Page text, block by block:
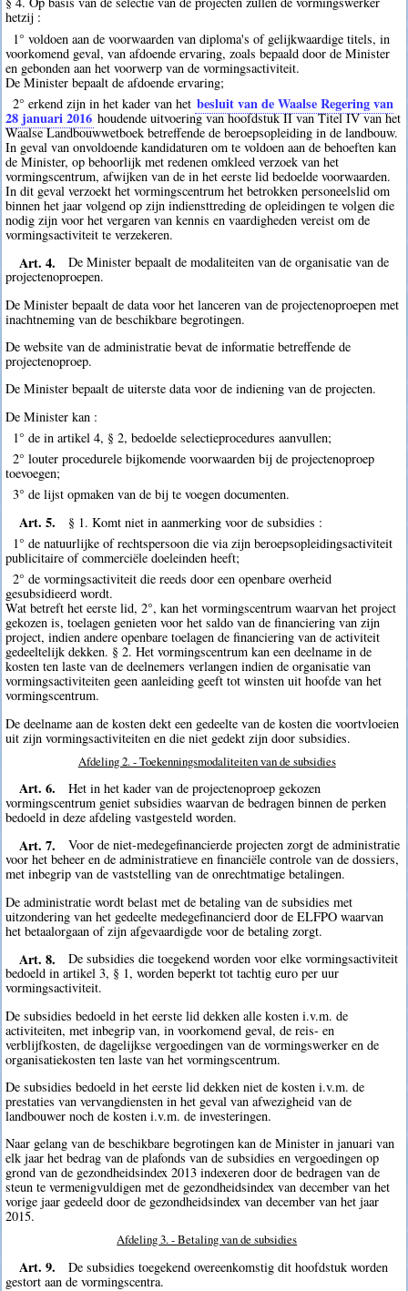
hetzij :
1° voldoen aan de voorwaarden van diploma's of gelijkwaardige titels, in
voorkomend geval, van afdoende ervaring, zoals bepaald door de Minister
en gebonden aan het voorwerp van de vormingsactiviteit.
De Minister bepaalt de afdoende ervaring;
2° erkend zijn in het kader van het besluit van de Waalse Regering van
28 januari 2016 houdende uitvoering van hoofdstuk II van Titel IV van het
Waalse Landbouwwetboek betreffende de beroepsopleiding in de landbouw.
In geval van onvoldoende kandidaturen om te voldoen aan de behoeften kan
de Minister, op behoorlijk met redenen omkleed verzoek van het
vormingscentrum, afwijken van de in het eerste lid bedoelde voorwaarden.
In dit geval verzoekt het vormingscentrum het betrokken personeelslid om
binnen het jaar volgend op zijn indiensttreding de opleidingen te volgen die
nodig zijn voor het vergaren van kennis en vaardigheden vereist om de
vormingsactiviteit te verzekeren.
Art. 4.
De Minister bepaalt de modaliteiten van de organisatie van de
projectenoproepen.
De Minister bepaalt de data voor het lanceren van de projectenoproepen met
inachtneming van de beschikbare begrotingen.
De website van de administratie bevat de informatie betreffende de
projectenoproep.
De Minister bepaalt de uiterste data voor de indiening van de projecten.
De Minister kan :
1° de in artikel 4, § 2, bedoelde selectieprocedures aanvullen;
2° louter procedurele bijkomende voorwaarden bij de projectenoproep
toevoegen;
3° de lijst opmaken van de bij te voegen documenten.
Art. 5.
§ 1. Komt niet in aanmerking voor de subsidies :
1° de natuurlijke of rechtspersoon die via zijn beroepsopleidingsactiviteit
publicitaire of commerciële doeleinden heeft;
2° de vormingsactiviteit die reeds door een openbare overheid
gesubsidieerd wordt.
Wat betreft het eerste lid, 2°, kan het vormingscentrum waarvan het project
gekozen is, toelagen genieten voor het saldo van de financiering van zijn
project, indien andere openbare toelagen de financiering van de activiteit
gedeeltelijk dekken. § 2. Het vormingscentrum kan een deelname in de
kosten ten laste van de deelnemers verlangen indien de organisatie van
vormingsactiviteiten geen aanleiding geeft tot winsten uit hoofde van het
vormingscentrum.
De deelname aan de kosten dekt een gedeelte van de kosten die voortvloeien
uit zijn vormingsactiviteiten en die niet gedekt zijn door subsidies.
Afdeling 2. - Toekenningsmodaliteiten van de subsidies
Art. 6.
Het in het kader van de projectenoproep gekozen
vormingscentrum geniet subsidies waarvan de bedragen binnen de perken
bedoeld in deze afdeling vastgesteld worden.
Art. 7.
Voor de niet-medegefinancierde projecten zorgt de administratie
voor het beheer en de administratieve en financiële controle van de dossiers,
met inbegrip van de vaststelling van de onrechtmatige betalingen.
De administratie wordt belast met de betaling van de subsidies met
uitzondering van het gedeelte medegefinancierd door de ELFPO waarvan
het betaalorgaan of zijn afgevaardigde voor de betaling zorgt.
Art. 8.
De subsidies die toegekend worden voor elke vormingsactiviteit
bedoeld in artikel 3, § 1, worden beperkt tot tachtig euro per uur
vormingsactiviteit.
De subsidies bedoeld in het eerste lid dekken alle kosten i.v.m. de
activiteiten, met inbegrip van, in voorkomend geval, de reis- en
verblijfkosten, de dagelijkse vergoedingen van de vormingswerker en de
organisatiekosten ten laste van het vormingscentrum.
De subsidies bedoeld in het eerste lid dekken niet de kosten i.v.m. de
prestaties van vervangdiensten in het geval van afwezigheid van de
landbouwer noch de kosten i.v.m. de investeringen.
Naar gelang van de beschikbare begrotingen kan de Minister in januari van
elk jaar het bedrag van de plafonds van de subsidies en vergoedingen op
grond van de gezondheidsindex 2013 indexeren door de bedragen van de
steun te vermenigvuldigen met de gezondheidsindex van december van het
vorige jaar gedeeld door de gezondheidsindex van december van het jaar
2015.
Afdeling 3. - Betaling van de subsidies
Art. 9.
De subsidies toegekend overeenkomstig dit hoofdstuk worden
gestort aan de vormingscentra.